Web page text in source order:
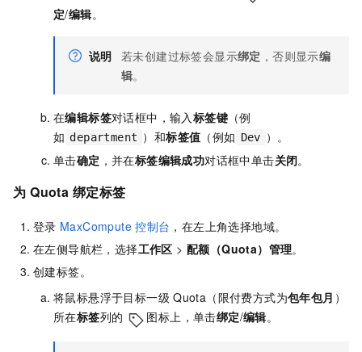
定/编辑。
说明 若未创建过标签会显示绑定 ，否则显示编
辑。
在编辑标签对话框中，输入 标签键 （例
如 department ）和标签值 （例如 Dev ）。
单击确定 ，并在标签编辑成功对话框中单击关闭。
为 Quota 绑定标签
登录 MaxCompute 控制台 ，在左上角选择地域。
在左侧导航栏，选择工作区 >配额（Quota）管理。
创建标签。
将鼠标悬浮于目标一级 Quota（限付费方式为包年包月 ）
所在标签列的 图标上，单击绑定/编辑。